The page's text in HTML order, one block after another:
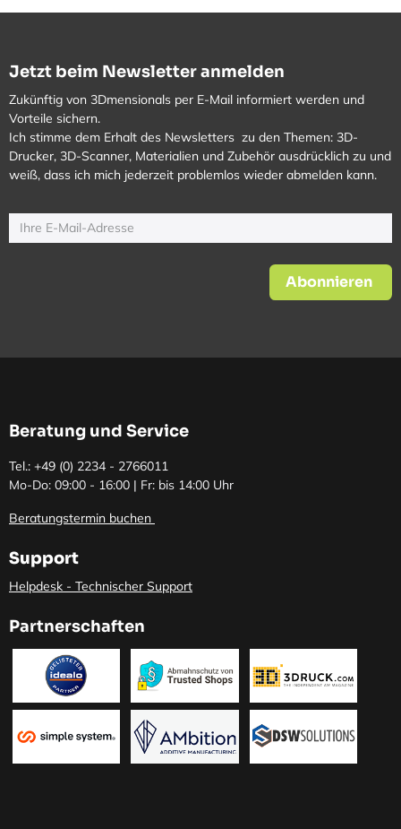
Jetzt beim Newsletter anmelden
Zukünftig von 3Dmensionals per E-Mail informiert werden und
Vorteile sichern.
Ich stimme dem Erhalt des Newsletters zu den Themen: 3D-
Drucker, 3D-Scanner, Materialien und Zubehör ausdrücklich zu und
weiß, dass ich mich jederzeit problemlos wieder abmelden kann.
Abonnieren
Beratung und Service
Tel.: +49 (0) 2234 - 2766011
Mo-Do: 09:00 - 16:00 | Fr: bis 14:00 Uhr
Beratungstermin buchen
Support
Helpdesk - Technischer Support
Partnerschaften